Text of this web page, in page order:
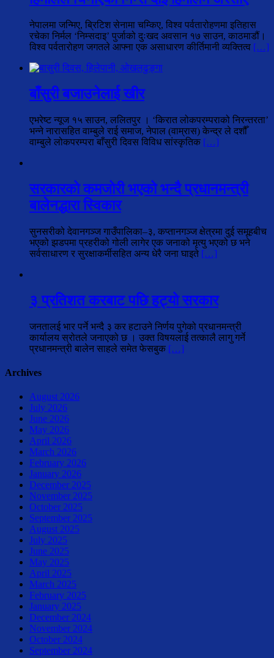
नेपालमा जन्मिए, ब्रिटिश सेनामा चम्किए, विश्व पर्वतारोहणमा इतिहास
रचेका निर्मल ‘निम्सदाइ’ पुर्जाको दुःखद अवसान १७ साउन, काठमाडौं।
विश्व पर्वतारोहण जगतले आफ्ना एक असाधारण कीर्तिमानी व्यक्तित्व […]
बाँसुरी बजाउनेलाई खीर
एभरेष्ट न्यूज १५ साउन, ललितपुर । ‘किरात लोकपरम्पराको निरन्तरता’
भन्ने नारासहित वाम्बुले राई समाज, नेपाल (वाम्रास) केन्द्र ले दशौँ
वाम्बुले लोकपरम्परा बाँसुरी दिवस विविध सांस्कृतिक […]
सरकारको कमजोरी भएको भन्दै प्रधानमन्त्री
बालेनद्धारा स्विकार
सुनसरीको देवानगञ्ज गाउँपालिका–३, कप्तानगञ्ज क्षेत्रमा दुई समूहबीच
भएको झडपमा प्रहरीको गोली लागेर एक जनाको मृत्यु भएको छ भने
सर्वसाधारण र सुरक्षाकर्मीसहित अन्य धेरै जना घाइते […]
३ प्रतिशत करबाट पछि हट्यो सरकार
जनतालई भार पर्ने भन्दै ३ कर हटाउने निर्णय पुगेको प्रधानमन्त्री
कार्यालय स्रोतले जनाएको छ । उक्त विषयलाई तत्कालै लागु गर्ने
प्रधानमन्त्री बालेन साहले समेत फेसबुक […]
Archives
August 2026
July 2026
June 2026
May 2026
April 2026
March 2026
February 2026
January 2026
December 2025
November 2025
October 2025
September 2025
August 2025
July 2025
June 2025
May 2025
April 2025
March 2025
February 2025
January 2025
December 2024
November 2024
October 2024
September 2024